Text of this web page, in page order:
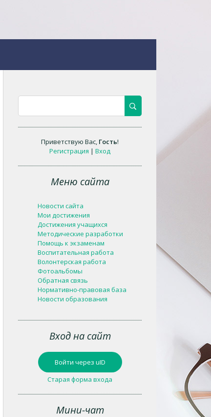
Приветствую Вас, Гость!
Регистрация |Вход
Меню сайта
Новости сайта
Мои достижения
Достижения учащихся
Методические разработки
Помощь к экзаменам
Воспитательная работа
Волонтерская работа
Фотоальбомы
Обратная связь
Нормативно-правовая база
Новости образования
Вход на сайт
Войти через uID
Старая форма входа
Мини-чат